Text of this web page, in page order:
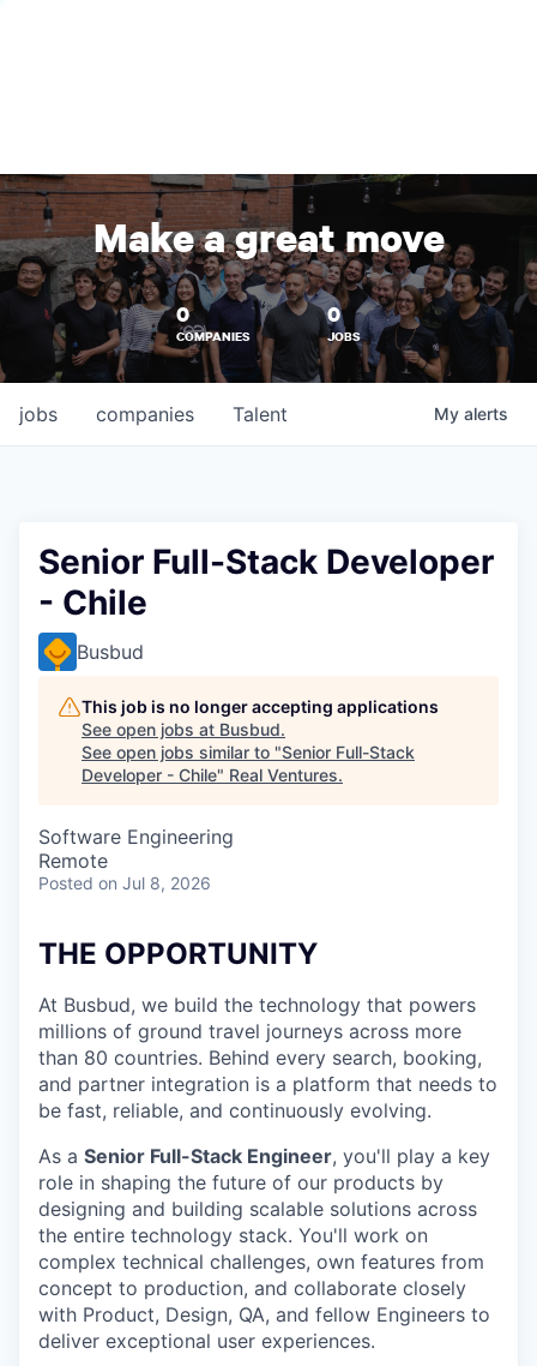
Make a great move
0
COMPANIES
0
JOBS
jobs companies Talent My alerts
Senior Full-Stack Developer
- Chile
Busbud
This job is no longer accepting applications
See open jobs at Busbud.
See open jobs similar to "Senior Full-Stack
Developer - Chile" Real Ventures.
Software Engineering
Remote
Posted on Jul 8, 2026
THE OPPORTUNITY
At Busbud, we build the technology that powers
millions of ground travel journeys across more
than 80 countries. Behind every search, booking,
and partner integration is a platform that needs to
be fast, reliable, and continuously evolving.
As a Senior Full-Stack Engineer, you'll play a key
role in shaping the future of our products by
designing and building scalable solutions across
the entire technology stack. You'll work on
complex technical challenges, own features from
concept to production, and collaborate closely
with Product, Design, QA, and fellow Engineers to
deliver exceptional user experiences.